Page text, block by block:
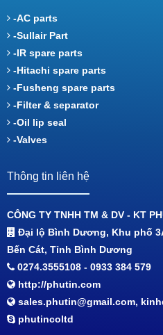
-AC parts
-Sullair Part
-IR spare parts
-Hitachi spare parts
-Fusheng spare parts
-Filter & separator
-Oil lip seal
-Valves
Thông tin liên hệ
CÔNG TY TNHH TM & DV - KT
Đại lộ Bình Dương, Khu phố
Bến Cát, Tỉnh Bình Dương
0274.3555108 - 0933 384 579
http://phutin.com
sales.phutin@gmail.com,
phutincoltd